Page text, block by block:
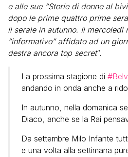
e alle sue “Storie di donne al
dopo le prime quattro prime
il serale in autunno. Il mercoledì
“informativo” affidato ad un
destra ancora top secret“.
La prossima stagione di
andando in onda anche a
In autunno, nella domenica
Diaco, anche se la Rai
Da settembre Milo Infante
e una volta alla settimana